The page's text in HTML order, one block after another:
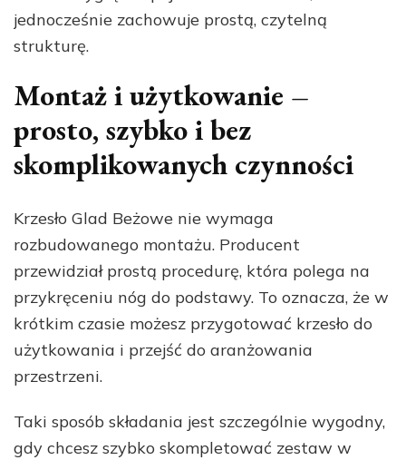
jednocześnie zachowuje prostą, czytelną
strukturę.
Montaż i użytkowanie –
prosto, szybko i bez
skomplikowanych czynności
Krzesło Glad Beżowe nie wymaga
rozbudowanego montażu. Producent
przewidział prostą procedurę, która polega na
przykręceniu nóg do podstawy. To oznacza, że w
krótkim czasie możesz przygotować krzesło do
użytkowania i przejść do aranżowania
przestrzeni.
Taki sposób składania jest szczególnie wygodny,
gdy chcesz szybko skompletować zestaw w